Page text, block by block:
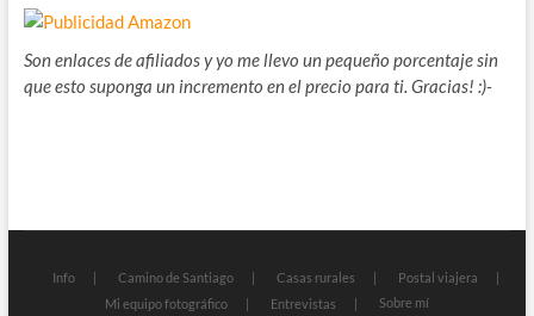
Son enlaces de afiliados y yo me llevo un pequeño porcentaje sin
que esto suponga un incremento en el precio para ti. Gracias! :)-
Info Camino de Santiago Casas rurales
Postal viajera
Mi equipo fotográfico
Entrevistas Sobre mí